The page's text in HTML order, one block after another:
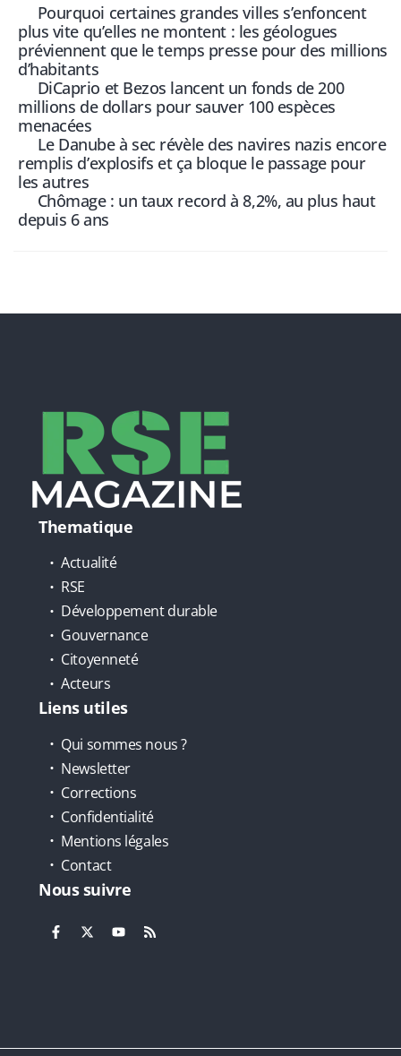
Pourquoi certaines grandes villes s’enfoncent
plus vite qu’elles ne montent : les géologues
préviennent que le temps presse pour des millions
d’habitants
DiCaprio et Bezos lancent un fonds de 200
millions de dollars pour sauver 100 espèces
menacées
Le Danube à sec révèle des navires nazis encore
remplis d’explosifs et ça bloque le passage pour
les autres
Chômage : un taux record à 8,2%, au plus haut
depuis 6 ans
Thematique
Actualité
RSE
Développement durable
Gouvernance
Citoyenneté
Acteurs
Liens utiles
Qui sommes nous ?
Newsletter
Corrections
Confidentialité
Mentions légales
Contact
Nous suivre